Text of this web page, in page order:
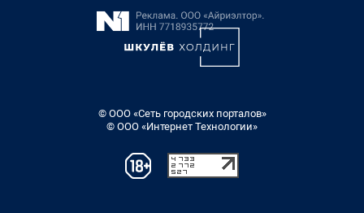
© ООО «Сеть городских порталов»
© ООО «Интернет Технологии»